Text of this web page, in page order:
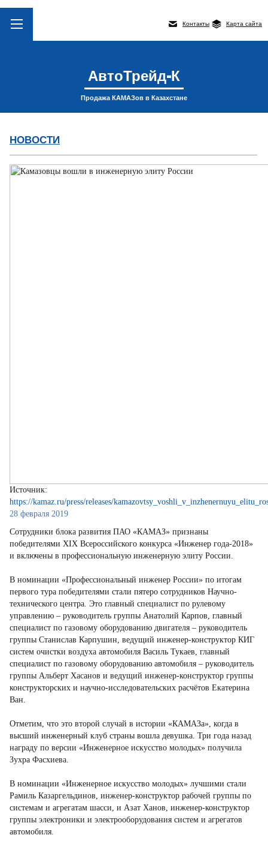
Контакты Карта сайта
АвтоТрейд-К
Продажа КАМАЗов в Казахстане
НОВОСТИ
Источник:
https://kamaz.ru/press/releases/
28 февраля 2019
Сотрудники блока развития ПАО «КАМАЗ» признаны
победителями XIX Всероссийского конкурса «Инженер года-2018»
и включены в профессиональную инженерную элиту России.
В номинации «Профессиональный инженер России» по итогам
первого тура победителями стали пятеро сотрудников Научно-
технического центра. Это главный специалист по рулевому
управлению – руководитель группы Анатолий Карпов, главный
специалист по газовому оборудованию двигателя – руководитель
группы Станислав Карпушин, ведущий инженер-конструктор КИГ
систем очистки воздуха автомобиля Василь Тукаев, главный
специалист по газовому оборудованию автомобиля – руководитель
группы Альберт Хасанов и ведущий инженер-конструктор группы
конструкторских и научно-исследовательских расчётов Екатерина
Ван.
Отметим, что это второй случай в истории «КАМАЗа», когда в
высший инженерный клуб страны вошла девушка. Три года назад
награду по версии «Инженерное искусство молодых» получила
Зухра Фасхиева.
В номинации «Инженерное искусство молодых» лучшими стали
Рамиль Казаргельдинов, инженер-конструктор рабочей группы по
системам и агрегатам шасси, и Азат Ханов, инженер-конструктор
группы электроники и электрооборудования систем и агрегатов
автомобиля.